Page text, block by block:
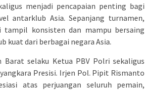
menjadi pencapaian penting bagi
antarklub Asia. Sepanjang turnamen,
tampil konsisten dan mampu bersaing
kuat dari berbagai negara Asia.
Barat selaku Ketua PBV Polri sekaligus
Presisi. Irjen Pol. Pipit Rismanto
atas perjuangan seluruh pemain,